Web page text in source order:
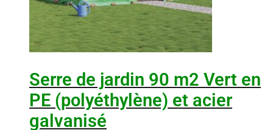
Serre de jardin 90 m2 Vert en
PE (polyéthylène) et acier
galvanisé